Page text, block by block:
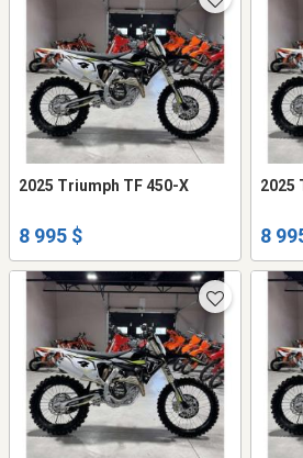
2025 Triumph TF 450-X
8 995 $
2025
8